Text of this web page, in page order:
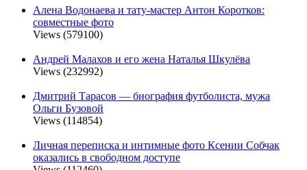
Алена Водонаева и тату-мастер Антон Коротков:
совместные фото
Views (579100)
Андрей Малахов и его жена Наталья Шкулёва
Views (232992)
Дмитрий Тарасов — биография футболиста, мужа
Ольги Бузовой
Views (114854)
Личная переписка и интимные фото Ксении Собчак
оказались в свободном доступе